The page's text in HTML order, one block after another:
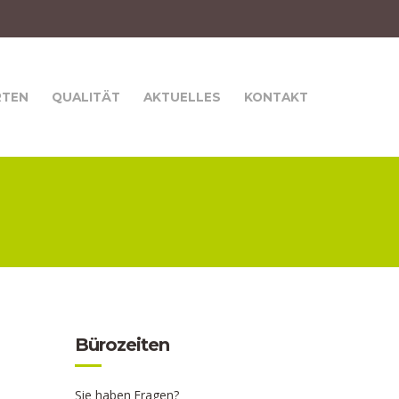
QUALITÄT AKTUELLES KONTAKT
Bürozeiten
Sie haben Fragen?